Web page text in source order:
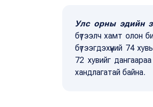
Улс орны эдийн
бүтээлч хамт олон
бүтээгдэхүүний 74
72 хувийг
хандлагатай байна.